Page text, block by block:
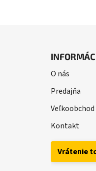
O nás
Predajňa
Veľkoobchod
Kontakt
Vrátenie